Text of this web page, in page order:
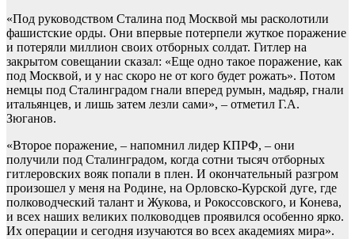
«Под руководством Сталина под Москвой мы расколотили
фашистские орды. Они впервые потерпели жуткое поражение
и потеряли миллион своих отборных солдат. Гитлер на
закрытом совещании сказал: «Еще одно такое поражение, как
под Москвой, и у нас скоро не от кого будет рожать». Потом
немцы под Сталинградом гнали вперед румын, мадьяр, гнали
итальянцев, и лишь затем лезли сами», – отметил Г.А.
Зюганов.
«Второе поражение, – напомнил лидер КПРФ, – они
получили под Сталинградом, когда сотни тысяч отборных
гитлеровских вояк попали в плен. И окончательный разгром
произошел у меня на Родине, на Орловско-Курской дуге, где
полководческий талант и Жукова, и Рокоссовского, и Конева,
и всех наших великих полководцев проявился особенно ярко.
Их операции и сегодня изучаются во всех академиях мира».